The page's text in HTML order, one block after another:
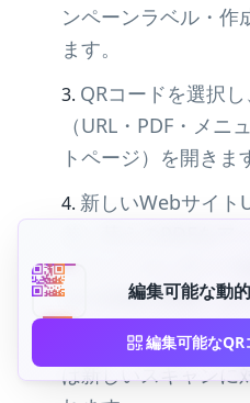
ンペーンラベル・作
ます。
QRコードを選択
（URL・PDF・メニ
トページ）を開きま
新しいWebサイト
メニューコンテンツ
先の詳細を変更しま
確認して保存しま
は新しいスキャンに
編集可能な動
編集可能な